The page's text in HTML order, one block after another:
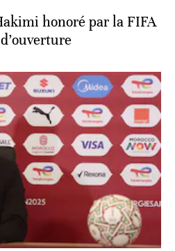
honoré par la FIFA